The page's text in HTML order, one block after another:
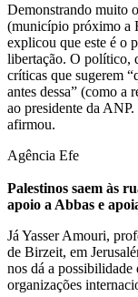
Demonstrando muito
(município próximo a
explicou que este é o
libertação. O político,
críticas que sugerem
antes dessa” (como a
ao presidente da
afirmou.
Agência Efe
Palestinos saem às
apoio a Abbas e
Já Yasser Amouri,
de Birzeit, em
nos dá a possibilidade
organizações